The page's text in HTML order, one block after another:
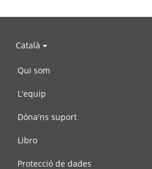
Català
Qui som
L'equip
Dóna'ns suport
Libro
Protecció de dades